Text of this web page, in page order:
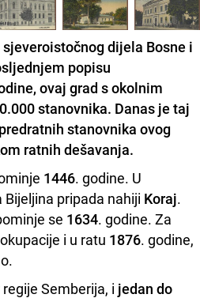
dijela Bosne i
popisu
ovaj grad s okolnim
stanovnika. Danas je taj
stanovnika ovog
ratnih dešavanja.
1446. godine. U
pripada nahiji Koraj.
se 1634. godine. Za
i u ratu 1876. godine,
Semberija, i jedan do